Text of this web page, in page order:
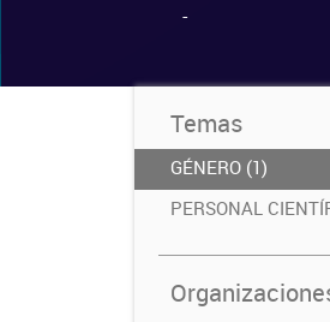
-
Temas
GÉNERO (1)
PERSONAL